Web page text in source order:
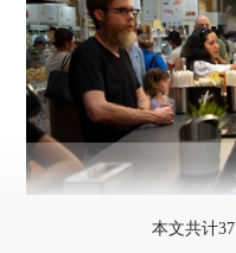
本文共计